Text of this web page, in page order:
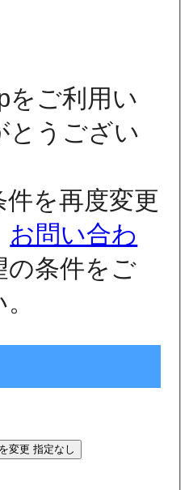
をご利用い
とうござい
を再度変更
お問い合わ
の条件をご
変更 指定なし